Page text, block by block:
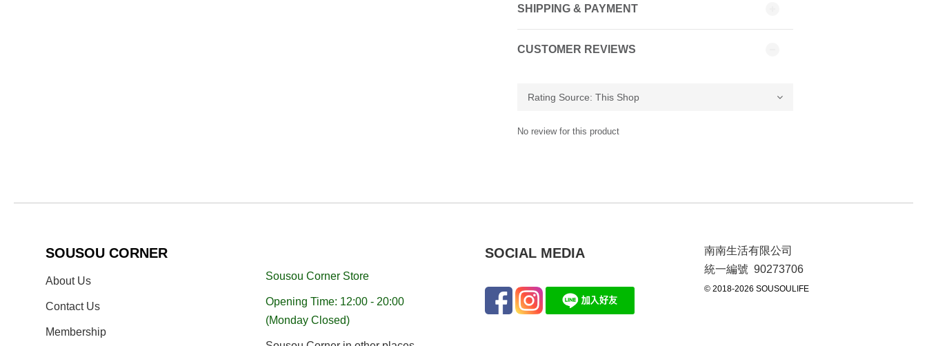
SHIPPING & PAYMENT
CUSTOMER REVIEWS
No review for this product
SOUSOU CORNER
About Us
Contact Us
Membership
Sousou Corner Store
Opening Time: 12:00 - 20:00
(Monday Closed)
SOCIAL MEDIA
南南生活有限公司
統一編號 90273706
© 2018-2026 SOUSOULIFE